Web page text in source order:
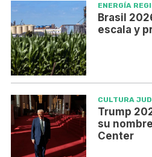
ENERGÍA
Brasil
escala y
CULTURA
Trump
su
Center